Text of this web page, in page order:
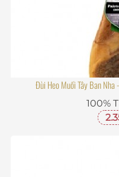
Đùi Heo Muối Tây Ban
100%